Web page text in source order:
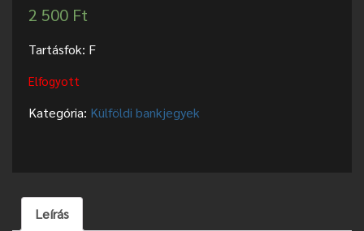
2 500 Ft
Tartásfok: F
Elfogyott
Kategória: Külföldi bankjegyek
Leírás